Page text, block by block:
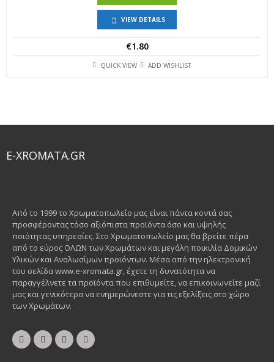
VIEW DETAILS
€1.80
QUICK VIEW ADD WISHLIST
E-XROMATA.GR
Από το 1999 το Χρωματοπωλείο μας είναι πάντα κοντά σας
προσφέροντας τόσο αξιόπιστα προϊόντα όσο και υψηλής
ποιότητας υπηρεσίες. Στο Χρωματοπωλείο μας θα βρείτε πέρα
από το εύρος ΟΛΩΝ των Χρωμάτων και μεγάλη ποικιλία Δομικών
Υλικών και Αναλωσίμων προϊόντων. Μέσα από την ηλεκτρονική
του σελίδα www.e-xromata.gr, έχετε τη δυνατότητα να
παραγγέλνετε τα προϊόντα που επιθυμείτε, να επικοινωνείτε μαζί
μας και γενικότερα να ενημερώνεστε για τις εξελίξεις στο χώρο
των Χρωμάτων.